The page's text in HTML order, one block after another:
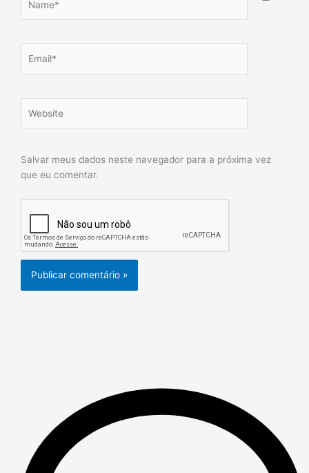
Salvar meus dados neste navegador para a próxima vez
que eu comentar.